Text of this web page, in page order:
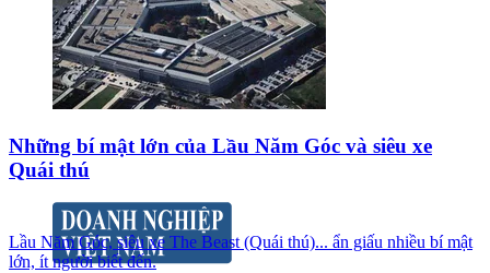
Những bí mật lớn của Lầu Năm Góc và siêu xe
Quái thú
Lầu Năm Góc, siêu xe The Beast (Quái thú)... ẩn giấu nhiều bí mật
lớn, ít người biết đến.